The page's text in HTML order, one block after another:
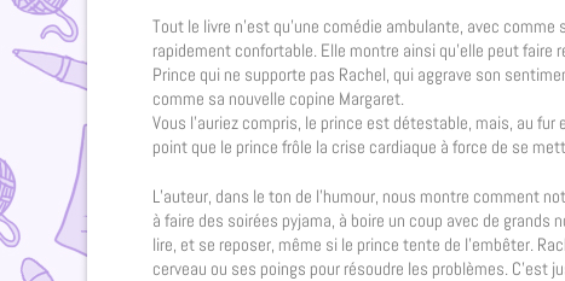
Tout le livre n’est qu’une comédie ambulante, avec
rapidement confortable. Elle montre ainsi qu’elle peut faire
Prince qui ne supporte pas Rachel, qui aggrave son
comme sa nouvelle copine Margaret.
Vous l’auriez compris, le prince est détestable, mais, au
point que le prince frôle la crise cardiaque à force de se
L’auteur, dans le ton de l’humour, nous montre comment
à faire des soirées pyjama, à boire un coup avec de grands
lire, et se reposer, même si le prince tente de l’embêter.
cerveau ou ses poings pour résoudre les problèmes.